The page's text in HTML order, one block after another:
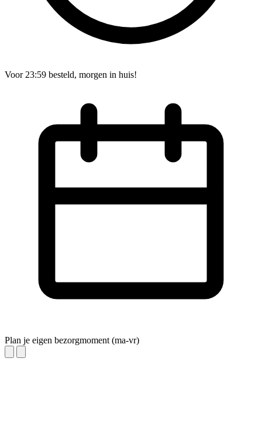
Voor 23:59 besteld, morgen in huis!
Plan je eigen bezorgmoment (ma-vr)